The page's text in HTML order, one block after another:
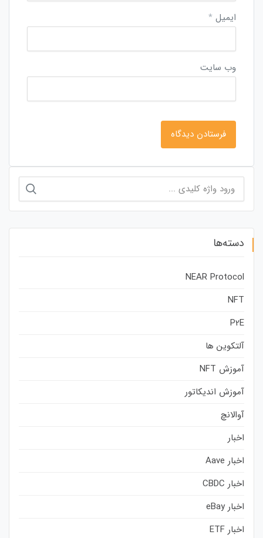
ایمیل *
وب‌ سایت
برای:
دسته‌ها
NEAR Protocol
NFT
P2E
آلتکوین ها
آموزش NFT
آموزش اندیکاتور
آوالانچ
اخبار
اخبار Aave
اخبار CBDC
اخبار eBay
اخبار ETF